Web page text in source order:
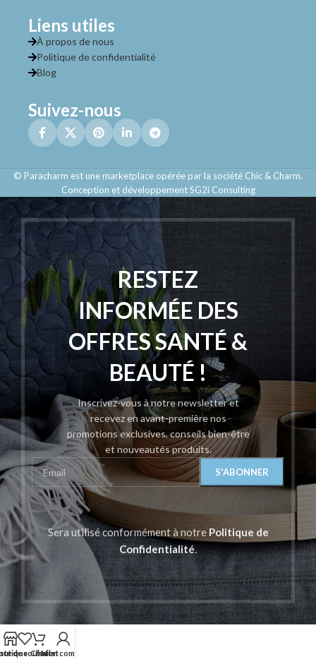
Liens utiles
À propos de nous
Politique de confidentialité
Blog
Suivez-nous
© Paracharm est une marketplace opérée par la société Chic & Charm.
Conception et développement SG2i Consulting
RESTEZ
INFORMÉE DES
OFFRES SANTÉ &
BEAUTÉ !
Inscrivez-vous à notre newsletter et
recevez en avant-première nos
promotions exclusives, conseils bien-être
et nouveautés produits.
Sera utilisé conformément à notre Politique de
Confidentialité.
de souhaits
Chariot
Mon compte